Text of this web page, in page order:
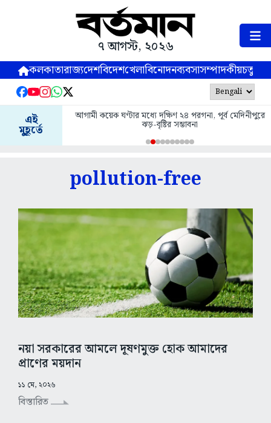
৭ আগস্ট, ২০২৬
কলকাতারাজ্যদেশবিদেশখেলাবিনোদনব্যবসাসম্পাদকীয়
এই
মুহূর্তে
আগামী কয়েক ঘণ্টার মধ্যে দক্ষিণ ২৪ পরগনা, পূর্ব মেদিনীপুরে
ঝড়-বৃষ্টির সম্ভাবনা
pollution-free
নয়া সরকারের আমলে দূষণমুক্ত হোক আমাদের
প্রাণের ময়দান
১১ মে, ২০২৬
বিস্তারিত